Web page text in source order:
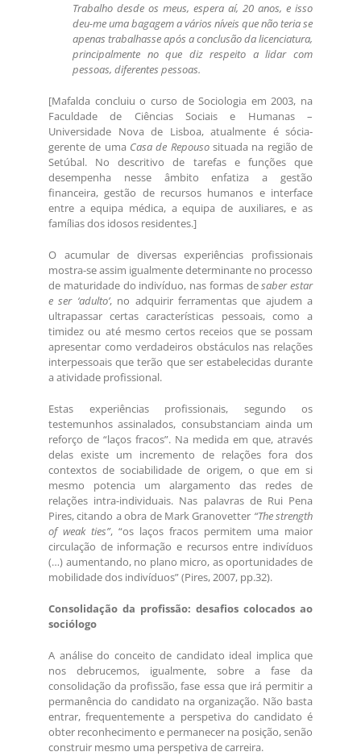
Trabalho desde os meus, espera aí, 20 anos, e isso
deu-me uma bagagem a vários níveis que não teria se
apenas trabalhasse após a conclusão da licenciatura,
principalmente no que diz respeito a lidar com
pessoas, diferentes pessoas.
[Mafalda concluiu o curso de Sociologia em 2003, na
Faculdade de Ciências Sociais e Humanas –
Universidade Nova de Lisboa, atualmente é sócia-
gerente de uma Casa de Repousosituada na região de
Setúbal. No descritivo de tarefas e funções que
desempenha nesse âmbito enfatiza a gestão
financeira, gestão de recursos humanos e interface
entre a equipa médica, a equipa de auxiliares, e as
famílias dos idosos residentes.]
O acumular de diversas experiências profissionais
mostra-se assim igualmente determinante no processo
de maturidade do indivíduo, nas formas desaber estar
e ser ‘adulto’, no adquirir ferramentas que ajudem a
ultrapassar certas características pessoais, como a
timidez ou até mesmo certos receios que se possam
apresentar como verdadeiros obstáculos nas relações
interpessoais que terão que ser estabelecidas durante
a atividade profissional.
Estas experiências profissionais, segundo os
testemunhos assinalados, consubstanciam ainda um
reforço de “laços fracos”. Na medida em que, através
delas existe um incremento de relações fora dos
contextos de sociabilidade de origem, o que em si
mesmo potencia um alargamento das redes de
relações intra-individuais. Nas palavras de Rui Pena
Pires, citando a obra de Mark Granovetter “The strength
of weak ties”, “os laços fracos permitem uma maior
circulação de informação e recursos entre indivíduos
(…) aumentando, no plano micro, as oportunidades de
mobilidade dos indivíduos” (Pires, 2007, pp.32).
Consolidação da profissão: desafios colocados ao
sociólogo
A análise do conceito de candidato ideal implica que
nos debrucemos, igualmente, sobre a fase da
consolidação da profissão, fase essa que irá permitir a
permanência do candidato na organização. Não basta
entrar, frequentemente a perspetiva do candidato é
obter reconhecimento e permanecer na posição, senão
construir mesmo uma perspetiva de carreira.